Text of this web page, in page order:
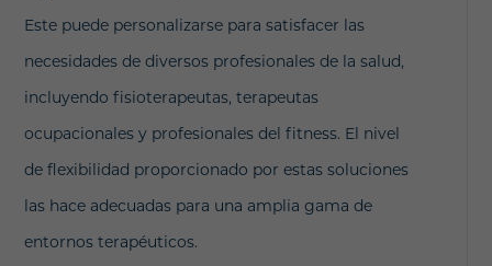
Este puede personalizarse para satisfacer las
necesidades de diversos profesionales de la salud,
incluyendo fisioterapeutas, terapeutas
ocupacionales y profesionales del fitness. El nivel
de flexibilidad proporcionado por estas soluciones
las hace adecuadas para una amplia gama de
entornos terapéuticos.